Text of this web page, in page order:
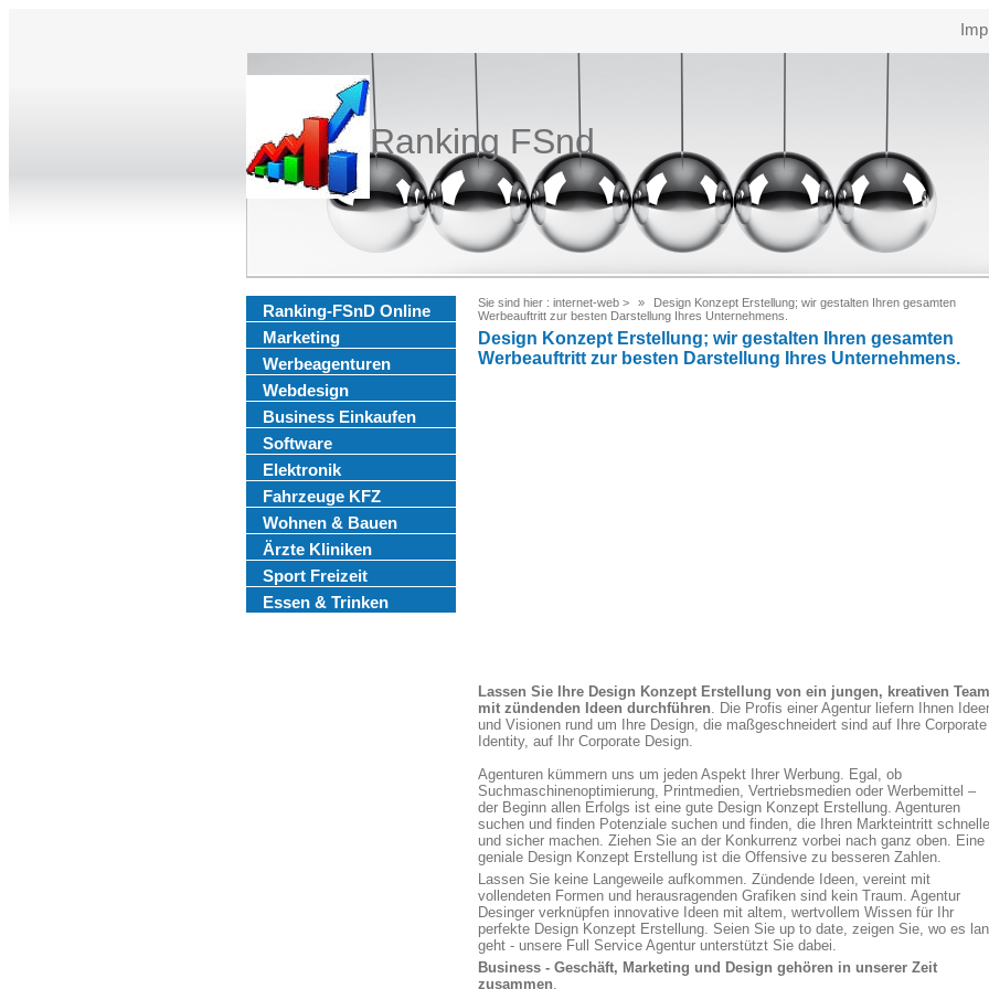
Ranking FSnd
Ranking-FSnD Online
Marketing
Werbeagenturen
Webdesign
Business Einkaufen
Software
Elektronik
Fahrzeuge KFZ
Wohnen & Bauen
Ärzte Kliniken
Sport Freizeit
Essen & Trinken
Sie sind hier : internet-web >
Design Konzept Erstellung; wir gestalten Ihren gesamten
Werbeauftritt zur besten Darstellung Ihres Unternehmens.
Design Konzept Erstellung; wir gestalten Ihren gesamten
Werbeauftritt zur besten Darstellung Ihres Unternehmens.
Lassen Sie Ihre Design Konzept Erstellung von ein jungen, kreativen Team
mit zündenden Ideen durchführen. Die Profis einer Agentur liefern Ihnen
und Visionen rund um Ihre Design, die maßgeschneidert sind auf Ihre Corporate
Identity, auf Ihr Corporate Design.
Agenturen kümmern uns um jeden Aspekt Ihrer Werbung. Egal, ob
Suchmaschinenoptimierung, Printmedien, Vertriebsmedien oder Werbemittel –
der Beginn allen Erfolgs ist eine gute Design Konzept Erstellung. Agenturen
suchen und finden Potenziale suchen und finden, die Ihren Markteintritt
und sicher machen. Ziehen Sie an der Konkurrenz vorbei nach ganz oben. Eine
geniale Design Konzept Erstellung ist die Offensive zu besseren Zahlen.
Lassen Sie keine Langeweile aufkommen. Zündende Ideen, vereint mit
vollendeten Formen und herausragenden Grafiken sind kein Traum. Agentur
Desinger verknüpfen innovative Ideen mit altem, wertvollem Wissen für Ihr
perfekte Design Konzept Erstellung. Seien Sie up to date, zeigen Sie, wo es
geht - unsere Full Service Agentur unterstützt Sie dabei.
Business - Geschäft, Marketing und Design gehören in unserer Zeit
zusammen.